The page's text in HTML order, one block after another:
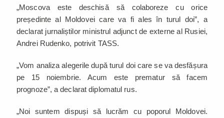
„Moscova este deschisă să colaboreze cu orice
președinte al Moldovei care va fi ales în turul doi”, a
declarat jurnaliștilor ministrul adjunct de externe al Rusiei,
Andrei Rudenko, potrivit TASS.
„Vom analiza alegerile după turul doi care se va desfășura
pe 15 noiembrie. Acum este prematur să facem
prognoze”, a declarat diplomatul rus.
„Noi suntem dispuși să lucrăm cu poporul Moldovei.